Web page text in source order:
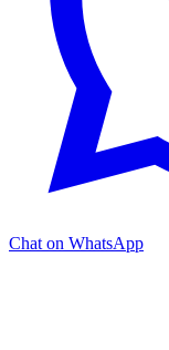
Chat on WhatsApp